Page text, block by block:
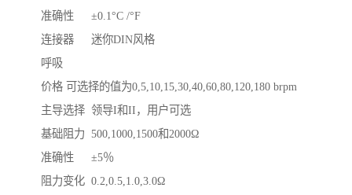
准确性	±0.1°C /°F
连接器	迷你DIN风格
呼吸
价格	可选择的值为0,5,10,15,30,40,60,80,120,180 brpm
主导选择	领导I和II，用户可选
基础阻力	500,1000,1500和2000Ω
准确性	±5％
阻力变化	0.2,0.5,1.0,3.0Ω